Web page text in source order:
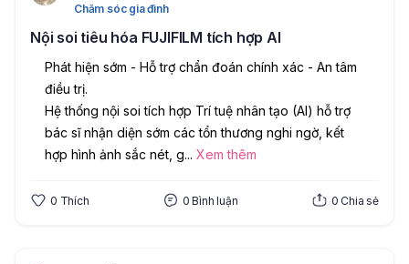
Chăm sóc gia đình
Nội soi tiêu hóa FUJIFILM tích hợp AI
Phát hiện sớm - Hỗ trợ chẩn đoán chính xác - An tâm
điều trị.
Hệ thống nội soi tích hợp Trí tuệ nhân tạo (AI) hỗ trợ
bác sĩ nhận diện sớm các tổn thương nghi ngờ, kết
hợp hình ảnh sắc nét, g... Xem thêm
0 Thích 0 Bình luận 0 Chia sẻ